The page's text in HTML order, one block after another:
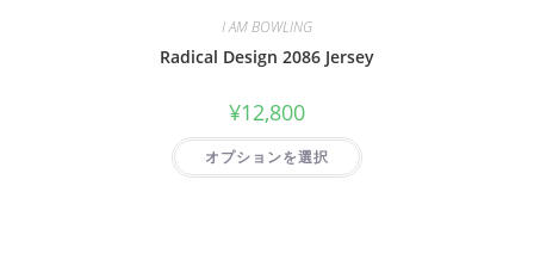
I AM BOWLING
Radical Design 2086 Jersey
¥12,800
オプションを選択